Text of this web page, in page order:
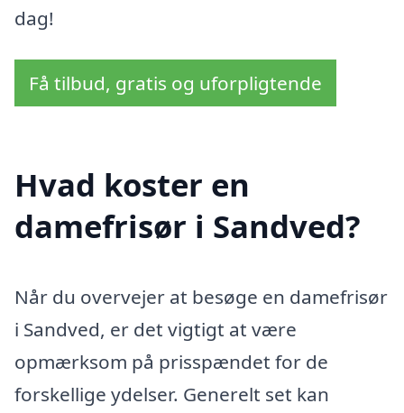
dag!
Få tilbud, gratis og uforpligtende
Hvad koster en
damefrisør i Sandved?
Når du overvejer at besøge en damefrisør
i Sandved, er det vigtigt at være
opmærksom på prisspændet for de
forskellige ydelser. Generelt set kan